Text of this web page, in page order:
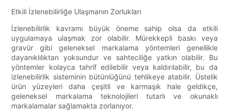
Etkili İzlenebilirliğe Ulaşmanın Zorlukları
İzlenebilirlik kavramı büyük öneme sahip olsa da etkili
uygulamaya ulaşmak zor olabilir. Mürekkepli baskı veya
gravür gibi geleneksel markalama yöntemleri genellikle
dayanıklılıktan yoksundur ve sahteciliğe yatkın olabilir. Bu
yöntemler kolayca tahrif edilebilir veya kaldırılabilir, bu da
izlenebilirlik sisteminin bütünlüğünü tehlikeye atabilir. Üstelik
ürün yüzeyleri daha çeşitli ve karmaşık hale geldikçe,
geleneksel markalama teknolojileri tutarlı ve okunaklı
markalamalar sağlamakta zorlanıyor.